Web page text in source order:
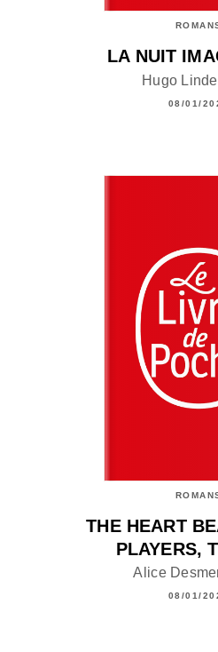
LA NUIT
Hugo
08/01/
THE HEART
PLAYERS,
Alice
08/01/